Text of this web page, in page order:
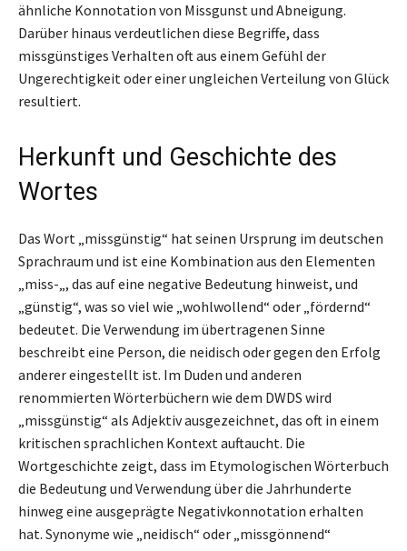
ähnliche Konnotation von Missgunst und Abneigung.
Darüber hinaus verdeutlichen diese Begriffe, dass
missgünstiges Verhalten oft aus einem Gefühl der
Ungerechtigkeit oder einer ungleichen Verteilung von Glück
resultiert.
Herkunft und Geschichte des
Wortes
Das Wort „missgünstig“ hat seinen Ursprung im deutschen
Sprachraum und ist eine Kombination aus den Elementen
„miss-„, das auf eine negative Bedeutung hinweist, und
„günstig“, was so viel wie „wohlwollend“ oder „fördernd“
bedeutet. Die Verwendung im übertragenen Sinne
beschreibt eine Person, die neidisch oder gegen den Erfolg
anderer eingestellt ist. Im Duden und anderen
renommierten Wörterbüchern wie dem DWDS wird
„missgünstig“ als Adjektiv ausgezeichnet, das oft in einem
kritischen sprachlichen Kontext auftaucht. Die
Wortgeschichte zeigt, dass im Etymologischen Wörterbuch
die Bedeutung und Verwendung über die Jahrhunderte
hinweg eine ausgeprägte Negativkonnotation erhalten
hat. Synonyme wie „neidisch“ oder „missgönnend“